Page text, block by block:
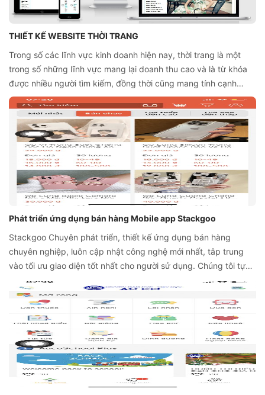
THIẾT KẾ WEBSITE THỜI TRANG
Trong số các lĩnh vực kinh doanh hiện nay, thời trang là một
trong số những lĩnh vực mang lại doanh thu cao và là từ khóa
được nhiều người tìm kiếm, đồng thời cũng mang tính cạnh
tranh cao. Vì thế, để phát triển và đứng vững thị trường, việc
thiết kế website thời trang chính là công cụ hỗ trợ không thể
thiếu đối với bất kỳ nhà kinh doanh nào.
Phát triển ứng dụng bán hàng Mobile app Stackgoo
Stackgoo Chuyên phát triển, thiết kế ứng dụng bán hàng
chuyên nghiệp, luôn cập nhật công nghệ mới nhất, tâp trung
vào tối ưu giao diện tốt nhất cho người sử dụng. Chúng tôi tự
hào là nhà cung cấp dịch vụ thiết kế mobile app uy tín, chất
lượng, dịch vụ phục vụ nhiệt tình nhất trên thị trường.